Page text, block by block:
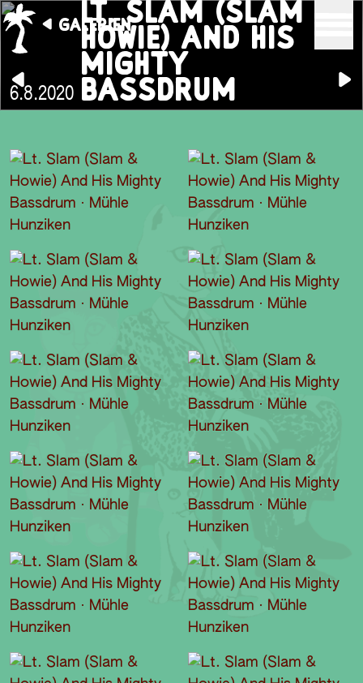
GALERIEN
6.8.2020
LT. SLAM (SLAM &
HOWIE) AND HIS
MIGHTY
BASSDRUM